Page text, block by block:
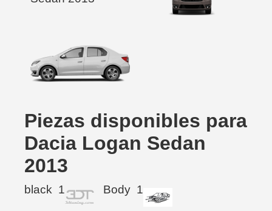
Piezas disponibles para
Dacia Logan Sedan
2013
black 1 Body 1